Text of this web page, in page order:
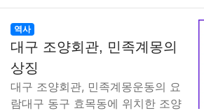
역사
대구 조양회관, 민족계몽의
상징
대구 조양회관, 민족계몽운동의 요
람대구 동구 효목동에 위치한 조양